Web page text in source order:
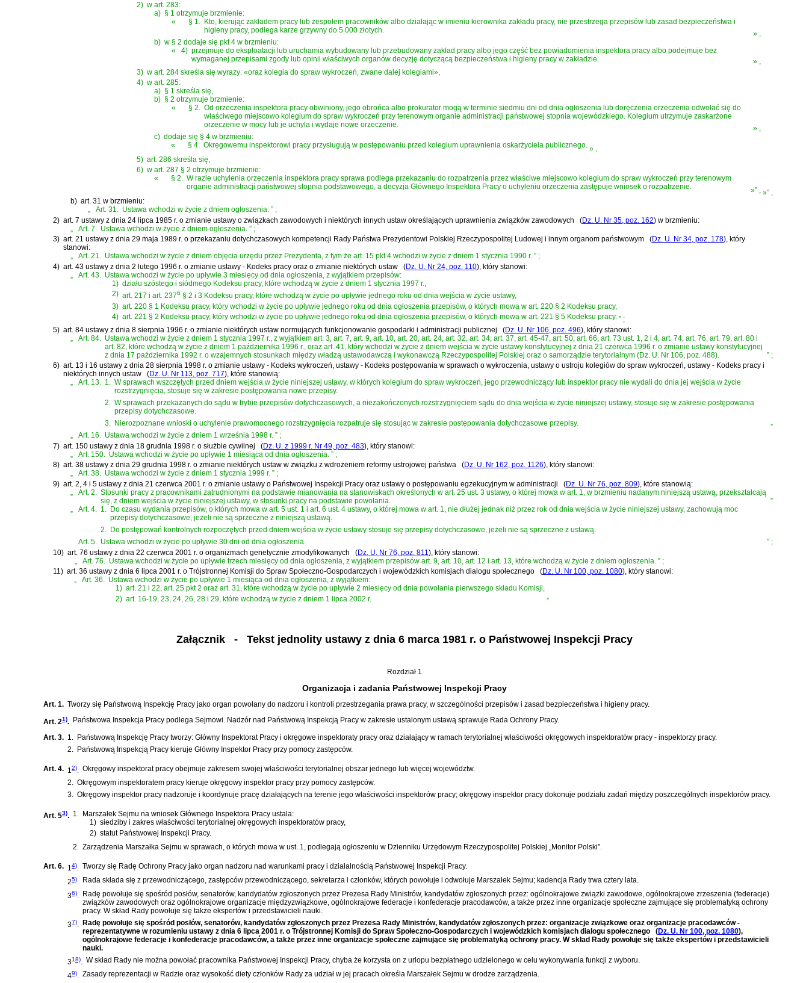
2) w art. 283:
a) § 1 otrzymuje brzmienie:
«
§ 1. Kto, kierując zakładem pracy lub zespołem pracowników albo działając w imieniu kierownika zakładu pracy, nie przestrzega przepisów lub zasad bezpieczeństwa i
higieny pracy, podlega karze grzywny do 5 000 złotych.
» ,
b) w § 2 dodaje się pkt 4 w brzmieniu:
«
4) przejmuje do eksploatacji lub uruchamia wybudowany lub przebudowany zakład pracy albo jego część bez powiadomienia inspektora pracy albo podejmuje bez
wymaganej przepisami zgody lub opinii właściwych organów decyzję dotyczącą bezpieczeństwa i higieny pracy w zakładzie.
» ,
3) w art. 284 skreśla się wyrazy: «oraz kolegia do spraw wykroczeń, zwane dalej kolegiami»,
4) w art. 285:
a) § 1 skreśla się,
b) § 2 otrzymuje brzmienie:
«
§ 2. Od orzeczenia inspektora pracy obwiniony, jego obrońca albo prokurator mogą w terminie siedmiu dni od dnia ogłoszenia lub doręczenia orzeczenia odwołać się do
właściwego miejscowo kolegium do spraw wykroczeń przy terenowym organie administracji państwowej stopnia wojewódzkiego. Kolegium utrzymuje zaskarżone
orzeczenie w mocy lub je uchyla i wydaje nowe orzeczenie.
» ,
c) dodaje się § 4 w brzmieniu:
«
§ 4. Okręgowemu inspektorowi pracy przysługują w postępowaniu przed kolegium uprawnienia oskarżyciela publicznego. » ,
5) art. 286 skreśla się,
6) w art. 287 § 2 otrzymuje brzmienie:
«
§ 2. W razie uchylenia orzeczenia inspektora pracy sprawa podlega przekazaniu do rozpatrzenia przez właściwe miejscowo kolegium do spraw wykroczeń przy terenowym
organie administracji państwowej stopnia podstawowego, a decyzja Głównego Inspektora Pracy o uchyleniu orzeczenia zastępuje wniosek o rozpatrzenie.
»” , »” ,
b) art. 31 w brzmieniu:
„
Art. 31. Ustawa wchodzi w życie z dniem ogłoszenia. ” ;
2) art. 7 ustawy z dnia 24 lipca 1985 r. o zmianie ustawy o związkach zawodowych i niektórych innych ustaw określających uprawnienia związków zawodowych (Dz. U. Nr 35, poz. 162) w brzmieniu:
Art. 7. Ustawa wchodzi w życie z dniem ogłoszenia. ” ;
3) art. 21 ustawy z dnia 29 maja 1989 r. o przekazaniu dotychczasowych kompetencji Rady Państwa Prezydentowi Polskiej Rzeczypospolitej Ludowej i innym organom państwowym (Dz. U. Nr 34, poz. 178), który
stanowi:
„
Art. 21. Ustawa wchodzi w życie z dniem objęcia urzędu przez Prezydenta, z tym że art. 15 pkt 4 wchodzi w życie z dniem 1 stycznia 1990 r. ” ;
4) art. 43 ustawy z dnia 2 lutego 1996 r. o zmianie ustawy - Kodeks pracy oraz o zmianie niektórych ustaw (Dz. U. Nr 24, poz. 110) , który stanowi:
Art. 43.
Ustawa wchodzi w życie po upływie 3 miesięcy od dnia ogłoszenia, z wyjątkiem przepisów:
1) działu szóstego i siódmego Kodeksu pracy, które wchodzą w życie z dniem 1 stycznia 1997 r.,
2) art. 217 i art. 2376 § 2 i 3 Kodeksu pracy, które wchodzą w życie po upływie jednego roku od dnia wejścia w życie ustawy,
3) art. 220 § 1 Kodeksu pracy, który wchodzi w życie po upływie jednego roku od dnia ogłoszenia przepisów, o których mowa w art. 220 § 2 Kodeksu pracy,
4) art. 221 § 2 Kodeksu pracy, który wchodzi w życie po upływie jednego roku od dnia ogłoszenia przepisów, o których mowa w art. 221 § 5 Kodeksu pracy. ” ;
5) art. 84 ustawy z dnia 8 sierpnia 1996 r. o zmianie niektórych ustaw normujących funkcjonowanie gospodarki i administracji publicznej (Dz. U. Nr 106, poz. 496) , który stanowi:
Art. 84.
Ustawa wchodzi w życie z dniem 1 stycznia 1997 r., z wyjątkiem art. 3, art. 7, art. 9, art. 10, art. 20, art. 24, art. 32, art. 34, art. 37, art. 45-47, art. 50, art. 66, art. 73 ust. 1, 2 i 4, art. 74, art. 76, art. 79, art. 80 i
art. 82, które wchodzą w życie z dniem 1 października 1996 r., oraz art. 41, który wchodzi w życie z dniem wejścia w życie ustawy konstytucyjnej z dnia 21 czerwca 1996 r. o zmianie ustawy konstytucyjnej
z dnia 17 października 1992 r. o wzajemnych stosunkach między władzą ustawodawczą i wykonawczą Rzeczypospolitej Polskiej oraz o samorządzie terytorialnym (Dz. U. Nr 106, poz. 488).
” ;
6) art. 13 i 16 ustawy z dnia 28 sierpnia 1998 r. o zmianie ustawy - Kodeks wykroczeń, ustawy - Kodeks postępowania w sprawach o wykroczenia, ustawy o ustroju kolegiów do spraw wykroczeń, ustawy - Kodeks pracy i
niektórych innych ustaw
(Dz. U. Nr 113, poz. 717), które stanowią:
„
Art. 13. 1. W sprawach wszczętych przed dniem wejścia w życie niniejszej ustawy, w których kolegium do spraw wykroczeń, jego przewodniczący lub inspektor pracy nie wydali do dnia jej wejścia w życie
rozstrzygnięcia, stosuje się w zakresie postępowania nowe przepisy.
2. W sprawach przekazanych do sądu w trybie przepisów dotychczasowych, a niezakończonych rozstrzygnięciem sądu do dnia wejścia w życie niniejszej ustawy, stosuje się w zakresie postępowania
przepisy dotychczasowe.
3. Nierozpoznane wnioski o uchylenie prawomocnego rozstrzygnięcia rozpatruje się stosując w zakresie postępowania dotychczasowe przepisy.
”
„
Art. 16. Ustawa wchodzi w życie z dniem 1 września 1998 r. ” ;
7) art. 150 ustawy z dnia 18 grudnia 1998 r. o służbie cywilnej (Dz. U. z 1999 r. Nr 49, poz. 483), który stanowi:
„
Art. 150. Ustawa wchodzi w życie po upływie 1 miesiąca od dnia ogłoszenia. ” ;
8) art. 38 ustawy z dnia 29 grudnia 1998 r. o zmianie niektórych ustaw w związku z wdrożeniem reformy ustrojowej państwa (Dz. U. Nr 162, poz. 1126), który stanowi:
„
Art. 38. Ustawa wchodzi w życie z dniem 1 stycznia 1999 r. ” ;
9) art. 2, 4 i 5 ustawy z dnia 21 czerwca 2001 r. o zmianie ustawy o Państwowej Inspekcji Pracy oraz ustawy o postępowaniu egzekucyjnym w administracji (Dz. U. Nr 76, poz. 809), które stanowią:
„
Art. 2. Stosunki pracy z pracownikami zatrudnionymi na podstawie mianowania na stanowiskach określonych w art. 25 ust. 3 ustawy, o której mowa w art. 1, w brzmieniu nadanym niniejszą ustawą, przekształcają
się, z dniem wejścia w życie niniejszej ustawy, w stosunki pracy na podstawie powołania.
”
„
Art. 4. 1. Do czasu wydania przepisów, o których mowa w art. 5 ust. 1 i art. 6 ust. 4 ustawy, o której mowa w art. 1, nie dłużej jednak niż przez rok od dnia wejścia w życie niniejszej ustawy, zachowują moc
przepisy dotychczasowe, jeżeli nie są sprzeczne z niniejszą ustawą.
2. Do postępowań kontrolnych rozpoczętych przed dniem wejścia w życie ustawy stosuje się przepisy dotychczasowe, jeżeli nie są sprzeczne z ustawą.
Art. 5. Ustawa wchodzi w życie po upływie 30 dni od dnia ogłoszenia. ” ;
10) art. 76 ustawy z dnia 22 czerwca 2001 r. o organizmach genetycznie zmodyfikowanych (Dz. U. Nr 76, poz. 811 ) , który stanowi:
Art. 76. Ustawa wchodzi w życie po upływie trzech miesięcy od dnia ogłoszenia, z wyjątkiem przepisów art. 9, art. 10, art. 12 i art. 13, które wchodzą w życie z dniem ogłoszenia. ” ;
11) art. 36 ustawy z dnia 6 lipca 2001 r. o Trójstronnej Komisji do Spraw Społeczno-Gospodarczych i wojewódzkich komisjach dialogu społecznego (Dz. U. Nr 100, poz. 1080), który stanowi:
„
Art. 36. Ustawa wchodzi w życie po upływie 1 miesiąca od dnia ogłoszenia, z wyjątkiem:
1) art. 21 i 22, art. 25 pkt 2 oraz art. 31, które wchodzą w życie po upływie 2 miesięcy od dnia powołania pierwszego składu Komisji,
2) art. 16-19, 23, 24, 26, 28 i 29, które wchodzą w życie z dniem 1 lipca 2002 r. ”
Załącznik - Tekst jednolity ustawy z dnia 6 marca 1981 r. o Państwowej Inspekcji Pracy
Rozdział 1
Organizacja i zadania Państwowej Inspekcji Pracy
Art. 1. Tworzy się Państwową Inspekcję Pracy jako organ powołany do nadzoru i kontroli przestrzegania prawa pracy, w szczególności przepisów i zasad bezpieczeństwa i higieny pracy.
Art. 21). Państwowa Inspekcja Pracy podlega Sejmowi. Nadzór nad Państwową Inspekcją Pracy w zakresie ustalonym ustawą sprawuje Rada Ochrony Pracy.
Art. 3. 1. Państwową Inspekcję Pracy tworzy: Główny Inspektorat Pracy i okręgowe inspektoraty pracy oraz działający w ramach terytorialnej właściwości okręgowych inspektoratów pracy - inspektorzy pracy.
2. Państwową Inspekcją Pracy kieruje Główny Inspektor Pracy przy pomocy zastępców.
Art. 4. 12). Okręgowy inspektorat pracy obejmuje zakresem swojej właściwości terytorialnej obszar jednego lub więcej województw.
2. Okręgowym inspektoratem pracy kieruje okręgowy inspektor pracy przy pomocy zastępców.
3. Okręgowy inspektor pracy nadzoruje i koordynuje pracę działających na terenie jego właściwości inspektorów pracy; okręgowy inspektor pracy dokonuje podziału zadań między poszczególnych inspektorów pracy.
Art. 53). 1. Marszałek Sejmu na wniosek Głównego Inspektora Pracy ustala:
1) siedziby i zakres właściwości terytorialnej okręgowych inspektoratów pracy,
2) statut Państwowej Inspekcji Pracy.
2. Zarządzenia Marszałka Sejmu w sprawach, o których mowa w ust. 1, podlegają ogłoszeniu w Dzienniku Urzędowym Rzeczypospolitej Polskiej „Monitor Polski”.
Art. 6. 14). Tworzy się Radę Ochrony Pracy jako organ nadzoru nad warunkami pracy i działalnością Państwowej Inspekcji Pracy.
25). Rada składa się z przewodniczącego, zastępców przewodniczącego, sekretarza i członków, których powołuje i odwołuje Marszałek Sejmu; kadencja Rady trwa cztery lata.
36). Radę powołuje się spośród posłów, senatorów, kandydatów zgłoszonych przez Prezesa Rady Ministrów, kandydatów zgłoszonych przez: ogólnokrajowe związki zawodowe, ogólnokrajowe zrzeszenia (federacje)
związków zawodowych oraz ogólnokrajowe organizacje międzyzwiązkowe, ogólnokrajowe federacje i konfederacje pracodawców, a także przez inne organizacje społeczne zajmujące się problematyką ochrony
pracy. W skład Rady powołuje się także ekspertów i przedstawicieli nauki.
37). Radę powołuje się spośród posłów, senatorów, kandydatów zgłoszonych przez Prezesa Rady Ministrów, kandydatów zgłoszonych przez: organizacje związkowe oraz organizacje pracodawców -
reprezentatywne w rozumieniu ustawy z dnia 6 lipca 2001 r. o Trójstronnej Komisji do Spraw Społeczno-Gospodarczych i wojewódzkich komisjach dialogu społecznego (Dz. U. Nr 100, poz. 1080),
ogólnokrajowe federacje i konfederacje pracodawców, a także przez inne organizacje społeczne zajmujące się problematyką ochrony pracy. W skład Rady powołuje się także ekspertów i przedstawicieli
nauki.
318). W skład Rady nie można powołać pracownika Państwowej Inspekcji Pracy, chyba że korzysta on z urlopu bezpłatnego udzielonego w celu wykonywania funkcji z wyboru.
49). Zasady reprezentacji w Radzie oraz wysokość diety członków Rady za udział w jej pracach określa Marszałek Sejmu w drodze zarządzenia.